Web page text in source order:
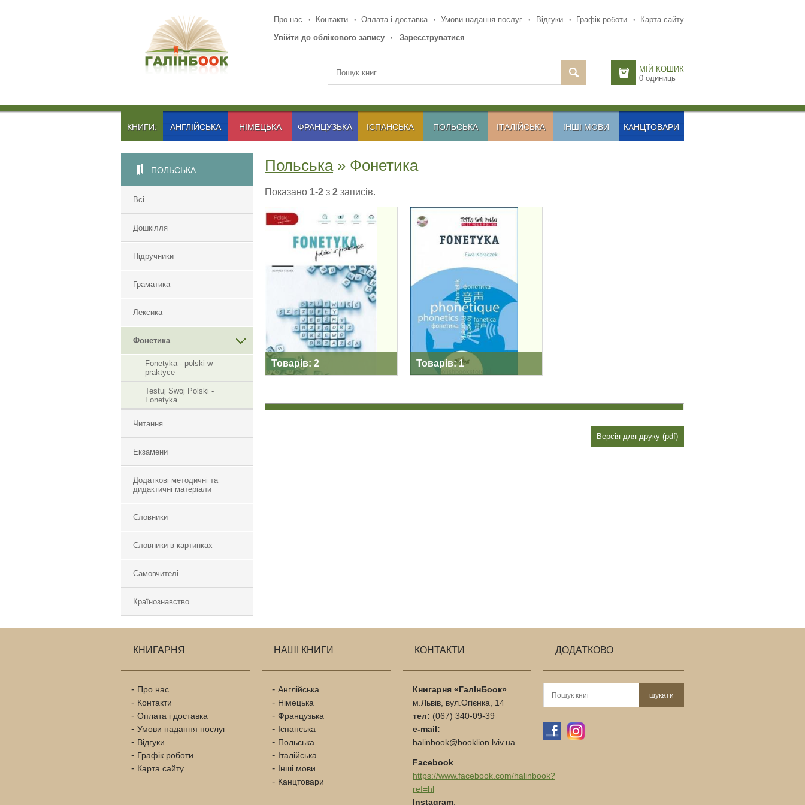
Про нас Контакти Оплата і доставка Умови надання послуг Відгуки Графік роботи
Карта сайту
Увійти до облікового запису
Зареєструватися
МІЙ КОШИК
0 одиниць
КНИГИ: АНГЛІЙСЬКА НІМЕЦЬКА ФРАНЦУЗЬКА ІСПАНСЬКА ПОЛЬСЬКА ІТАЛІЙСЬКА ІНШІ МОВИ КАНЦТОВАРИ
ПОЛЬСЬКА
Всі
Дошкілля
Підручники
Граматика
Лексика
Фонетика
Fonetyka - polski w
praktyce
Testuj Swoj Polski -
Fonetyka
Читання
Екзамени
Додаткові методичні та
дидактичні матеріали
Словники
Словники в картинках
Самовчителі
Країнознавство
Польська» Фонетика
Показано 1-2 з 2 записів.
Товарів: 2
FONETYKA - POLSKI
W PRAKTYCE
Товарів: 1
TESTUJ SWOJ
POLSKI - FONETYKA
Версія для друку (pdf)
КНИГАРНЯ
Про нас
Контакти
Оплата і доставка
Умови надання послуг
Відгуки
Графік роботи
Карта сайту
НАШІ КНИГИ
Англійська
Німецька
Французька
Іспанська
Польська
Італійська
Інші мови
Канцтовари
КОНТАКТИ
Книгарня «ГалІнБоок»
м.Львів, вул.Огієнка, 14
тел: (067) 340-09-39
e-mail:
halinbook@booklion.lviv.ua
Facebook
https://www.facebook.com/halinbook?
ref=hl
Instagram:
ДОДАТКОВО